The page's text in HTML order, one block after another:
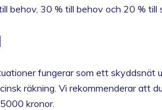
behov, 30 % till behov och 20 %
fungerar som ett skyddsnät
räkning. Vi rekommenderar att
kronor.